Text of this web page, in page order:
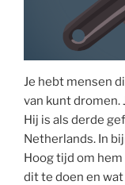
Je hebt mensen
van kunt dromen.
Hij is als derde
Netherlands. In
Hoog tijd om
dit te doen en